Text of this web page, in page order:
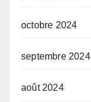
octobre 2024
septembre 2024
août 2024